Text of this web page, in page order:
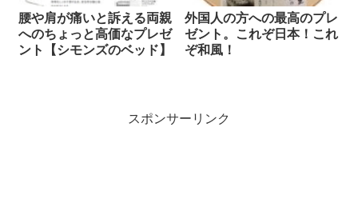
腰や肩が痛いと訴える両親
へのちょっと高価なプレゼ
ント【シモンズのベッド】
外国人の方への最高のプレ
ゼント。これぞ日本！これ
ぞ和風！
スポンサーリンク